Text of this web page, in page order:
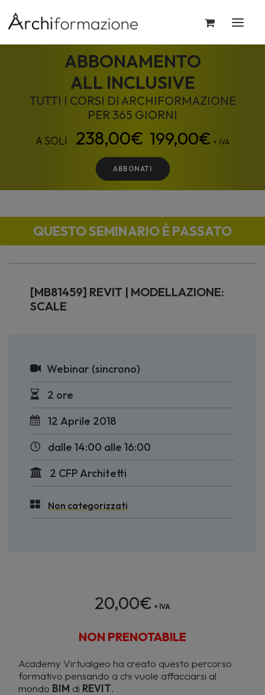
ABBONAMENTO
ALL INCLUSIVE
TUTTI I CORSI DI ARCHIFORMAZIONE
PER 365 GIORNI
199,00€ + IVA
ABBONATI
QUESTO SEMINARIO È PASSATO
[MB81459] REVIT | MODELLAZIONE:
SCALE
Webinar (sincrono)
2 ore
12 Aprile 2018
dalle 14:00 alle 16:00
2 CFP Architetti
Non categorizzati
20,00€ + IVA
NON PRENOTABILE
Academy Virtualgeo ha creato questo percorso
formativo pensando a chi vuole affacciarsi al
mondo BIM di REVIT.